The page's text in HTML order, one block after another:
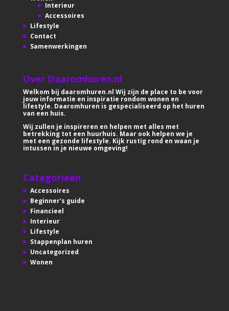
Interieur
Accessoires
Lifestyle
Contact
Samenwerkingen
Over Daaromhuren.nl
Welkom bij daaromhuren.nl Wij zijn de place to be voor
jouw informatie en inspiratie rondom wonen en
lifestyle. Daaromhuren is gespecialiseerd op het huren
van een huis.
Wij zullen je inspireren en helpen met alles met
betrekking tot een huurhuis. Maar ook helpen we je
met een gezonde lifestyle. Kijk rustig rond en waan je
intussen in je nieuwe omgeving!
Categorieën
Accessoires
Beginner's guide
Financieel
Interieur
Lifestyle
Stappenplan huren
Uncategorized
Wonen